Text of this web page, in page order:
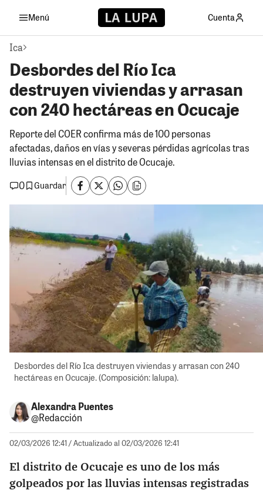
Menú Cuenta
Ica
Desbordes del Río Ica
destruyen viviendas y arrasan
con 240 hectáreas en Ocucaje
Reporte del COER confirma más de 100 personas
afectadas, daños en vías y severas pérdidas agrícolas tras
lluvias intensas en el distrito de Ocucaje.
0
Guardar
Desbordes del Río Ica destruyen viviendas y arrasan con 240
hectáreas en Ocucaje. (Composición: lalupa).
Alexandra Puentes
@Redacción
02/03/2026 12:41 / Actualizado al 02/03/2026 12:41
El distrito de Ocucaje es uno de los más
golpeados por las lluvias intensas registradas